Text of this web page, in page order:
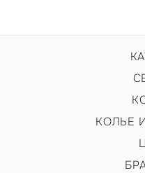
КОЛЬЕ